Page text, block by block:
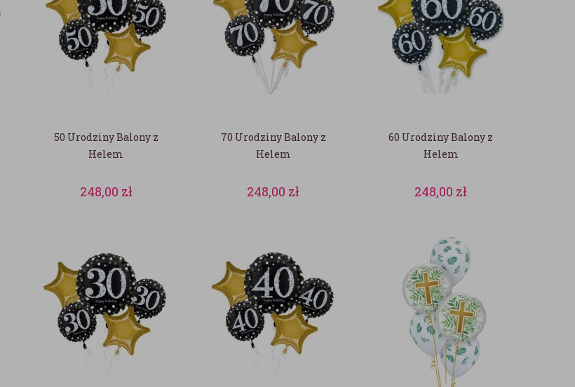
50 Urodziny Balony z
Helem
248,00 zł
70 Urodziny Balony z
Helem
248,00 zł
60 Urodziny Balony z
Helem
248,00 zł